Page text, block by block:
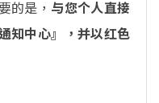
的是， 与您个人直接
知中心』，并以红色